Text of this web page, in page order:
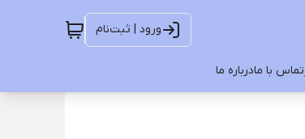
ورود | ثبت‌نام
تماس با مادرباره ما